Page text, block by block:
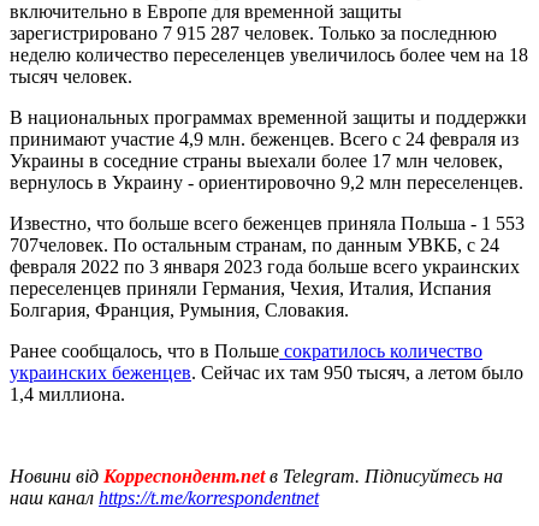
включительно в Европе для временной защиты
зарегистрировано 7 915 287 человек. Только за последнюю
неделю количество переселенцев увеличилось более чем на 18
тысяч человек.
В национальных программах временной защиты и поддержки
принимают участие 4,9 млн. беженцев. Всего с 24 февраля из
Украины в соседние страны выехали более 17 млн человек,
вернулось в Украину - ориентировочно 9,2 млн переселенцев.
Известно, что больше всего беженцев приняла Польша - 1 553
707человек. По остальным странам, по данным УВКБ, с 24
февраля 2022 по 3 января 2023 года больше всего украинских
переселенцев приняли Германия, Чехия, Италия, Испания
Болгария, Франция, Румыния, Словакия.
Ранее сообщалось, что в Польше сократилось количество
украинских беженцев. Сейчас их там 950 тысяч, а летом было
1,4 миллиона.
Новини від Корреспондент.netв Telegram. Підписуйтесь на
наш канал https://t.me/korrespondentnet